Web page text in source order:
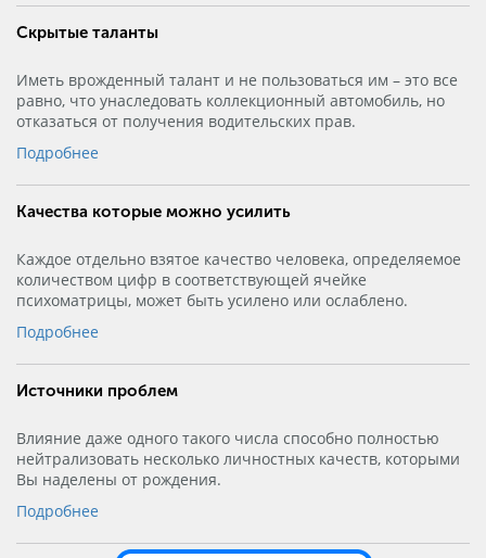
Скрытые таланты
Иметь врожденный талант и не пользоваться им – это все
равно, что унаследовать коллекционный автомобиль, но
отказаться от получения водительских прав.
Подробнее
Качества которые можно усилить
Каждое отдельно взятое качество человека, определяемое
количеством цифр в соответствующей ячейке
психоматрицы, может быть усилено или ослаблено.
Подробнее
Источники проблем
Влияние даже одного такого числа способно полностью
нейтрализовать несколько личностных качеств, которыми
Вы наделены от рождения.
Подробнее